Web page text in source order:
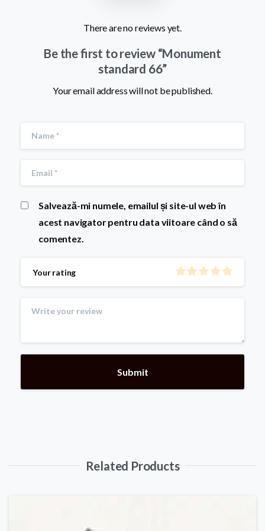
There are no reviews yet.
Be the first to review “Monument
standard 66”
Your email address will not be published.
Salvează-mi numele, emailul și site-ul web în
acest navigator pentru data viitoare când o să
comentez.
Your rating
Related Products